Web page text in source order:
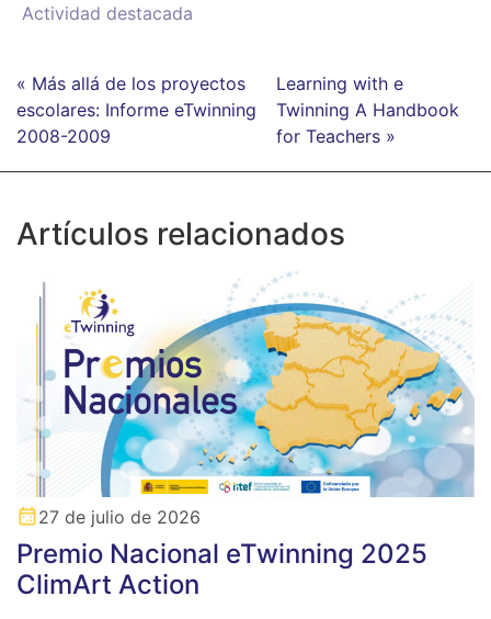
Actividad destacada
« Más allá de los proyectos
escolares: Informe eTwinning
2008-2009
Learning with e
Twinning A Handbook
for Teachers »
Artículos relacionados
27 de julio de 2026
Premio Nacional eTwinning 2025
ClimArt Action